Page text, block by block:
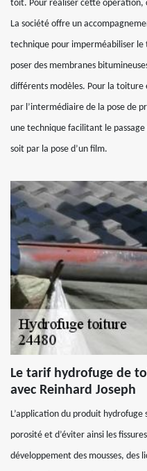
toit. Pour réaliser cette opération,
La société offre un
technique pour imperméabiliser le
poser des membranes
différents modèles. Pour la
par l’intermédiaire de la pose de
une technique facilitant le
soit par la pose d’un film.
Le tarif hydrofuge de
avec Reinhard Joseph
L’application du produit
porosité et d’éviter ainsi les
développement des mousses, des